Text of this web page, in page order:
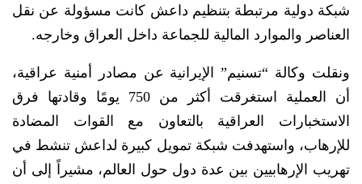
شبكة دولية مرتبطة بتنظيم داعش كانت مسؤولة عن نقل
العناصر والموارد المالية للجماعة داخل العراق وخارجه.
ونقلت وكالة “تسنيم” الإيرانية عن مصادر أمنية عراقية،
أن العملية استغرقت أكثر من 750 يومًا وقادتها فرق
الاستخبارات العراقية بالتعاون مع القوات المضادة
للإرهاب، واستهدفت شبكة تمويل كبيرة لداعش تنشط في
تهريب الإرهابيين بين عدة دول حول العالم، مشيراً إلى أن